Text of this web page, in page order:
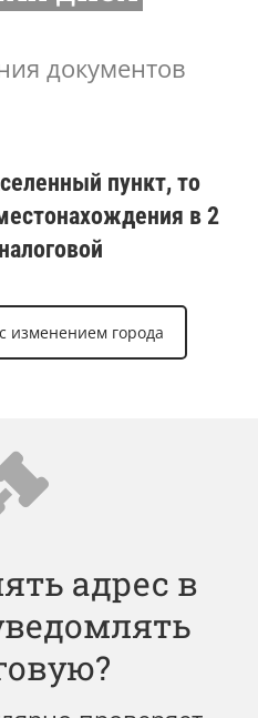
документов
пункт, то
в 2
изменением города
адрес в